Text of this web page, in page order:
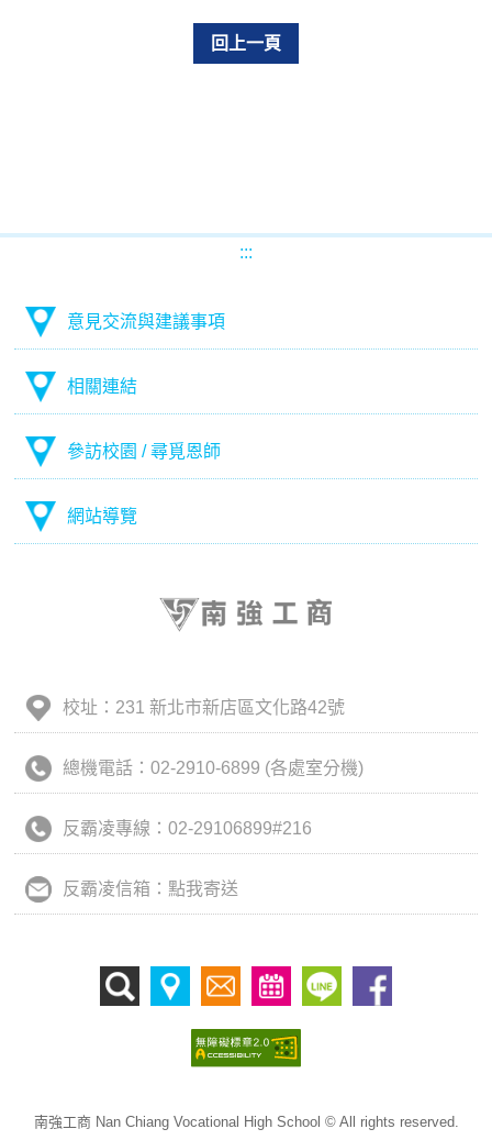
回上一頁
:::
意見交流與建議事項
相關連結
參訪校園 / 尋覓恩師
網站導覽
校址：231 新北市新店區文化路42號
總機電話：02-2910-6899 (各處室分機)
反霸凌專線：02-29106899#216
反霸凌信箱：點我寄送
南強工商 Nan Chiang Vocational High School © All rights reserved.